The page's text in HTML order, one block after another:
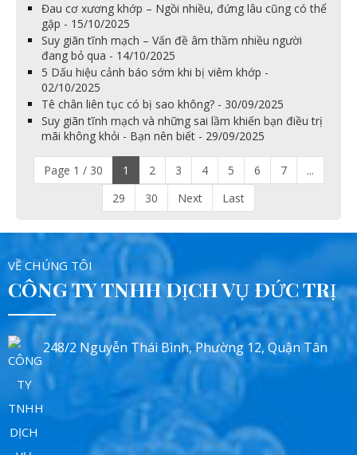
Đau cơ xương khớp – Ngồi nhiều, đứng lâu cũng có thể
gặp - 15/10/2025
Suy giãn tĩnh mạch – Vấn đề âm thầm nhiều người
đang bỏ qua - 14/10/2025
5 Dấu hiệu cảnh báo sớm khi bị viêm khớp -
02/10/2025
Tê chân liên tục có bị sao không? - 30/09/2025
Suy giãn tĩnh mạch và những sai lầm khiến bạn điều trị
mãi không khỏi - Bạn nên biết - 29/09/2025
Page 1 / 30 1 2 3 4 5 6 7
...
29
30 Next Last
VỀ CHÚNG TÔI
CÔNG TY TNHH DỊCH VỤ ĐỨC TRỊ
248/2 Nguyễn Thái Bình, Phường 12, Quận Tân